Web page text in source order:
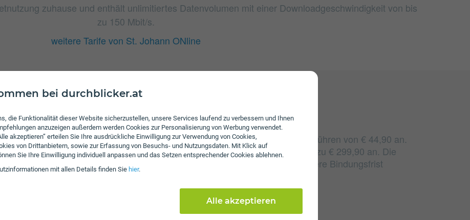
bei durchblicker.at
die Funktionalität dieser Website sicherzustellen, unsere Services laufend zu verbessern und Ihnen
anzuzeigen außerdem werden Cookies zur Personalisierung von Werbung verwendet.
akzeptieren” erteilen Sie Ihre ausdrückliche Einwilligung zur Verwendung von Cookies,
von Drittanbietern, sowie zur Erfassung von Besuchs- und Nutzungsdaten. Mit Klick auf
Sie Ihre Einwilligung individuell anpassen und das Setzen entsprechender Cookies ablehnen.
mit allen Details finden Sie hier.
Alle akzeptieren
zuhause und enthält unlimitiertes Datenvolumen mit einer Downloadgeschwindigkeit von bis
zu 150 Mbit/s.
weitere Tarife von St. Johann ONline
Gebühren
Beim Tarif Comfort L fallen monatliche Gebühren von € 44,90 an.
Weiters fallen einmalige Gebühren von bis zu € 299,90 an. Die
Einmalkosten können sich durch eine längere Bindungsfrist